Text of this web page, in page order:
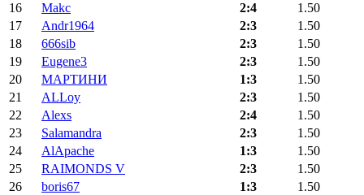
16
Makc 2:4
1.50
17
Andr1964 2:3
1.50
18
666sib 2:3
1.50
19
Eugene3 2:3
1.50
20
МАРТИНИ 1:3
1.50
21
ALLoy 2:3
1.50
22
Alexs 2:4
1.50
23
Salamandra 2:3
1.50
24
AlApache 1:3
1.50
25
RAIMONDS V 2:3
1.50
26
boris67 1:3
1.50